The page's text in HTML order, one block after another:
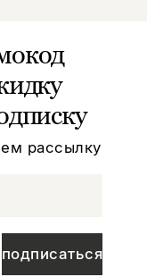
рассылку
подписаться